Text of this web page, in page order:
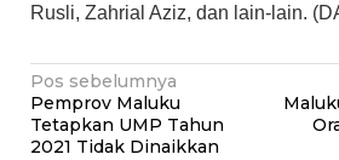
Rusli, Zahrial Aziz, dan lain-lain.
Navigasi
pos
Pos sebelumnya
Pemprov Maluku
Tetapkan UMP Tahun
2021 Tidak Dinaikkan